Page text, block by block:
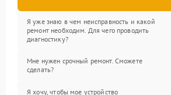
Я уже знаю в чем неисправность и какой
ремонт необходим. Для чего проводить
диагностику?
Мне нужен срочный ремонт. Сможете
сделать?
Я хочу, чтобы мое устройство